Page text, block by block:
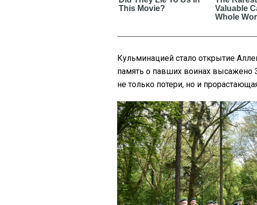
Кульминацией стало открытие
память о павших воинах
не только потери, но и